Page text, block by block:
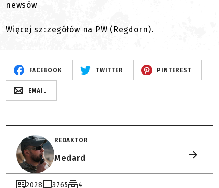
newsów
Więcej szczegółów na PW (Regdorn).
FACEBOOK TWITTER PINTEREST
EMAIL
REDAKTOR
Medard
2028 3765 4